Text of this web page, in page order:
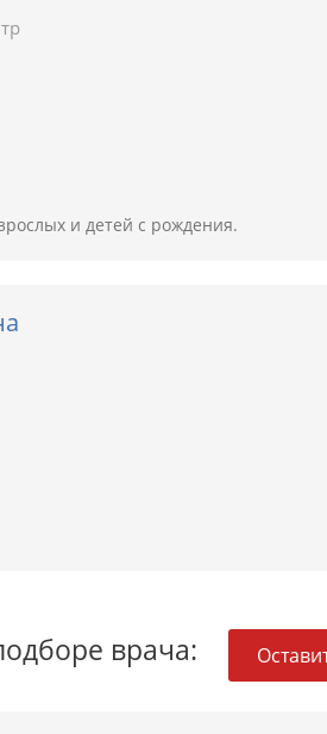
и детей с рождения.
врача: